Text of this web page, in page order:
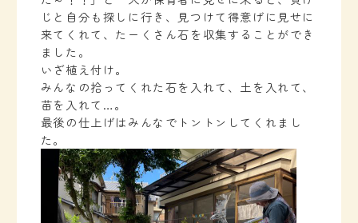
じと自分も探しに行き、見つけて得意げに見せに
来てくれて、たーくさん石を収集することができ
ました。
いざ植え付け。
みんなの拾ってくれた石を入れて、土を入れて、
苗を入れて…。
最後の仕上げはみんなでトントンしてくれまし
た。